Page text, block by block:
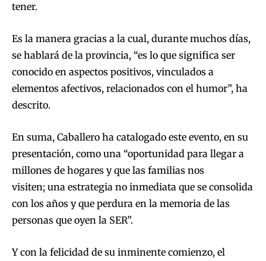
tener.
Es la manera gracias a la cual, durante muchos días,
se hablará de la provincia, “es lo que significa ser
conocido en aspectos positivos, vinculados a
elementos afectivos, relacionados con el humor”, ha
descrito.
En suma, Caballero ha catalogado este evento, en su
presentación, como una “oportunidad para llegar a
millones de hogares y que las familias nos
visiten; una estrategia no inmediata que se consolida
con los años y que perdura en la memoria de las
personas que oyen la SER”.
Y con la felicidad de su inminente comienzo, el